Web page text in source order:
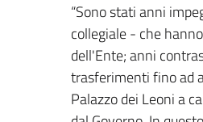
“Sono stati anni
collegiale - che
dell'Ente; anni
trasferimenti fino ad
Palazzo dei Leoni a